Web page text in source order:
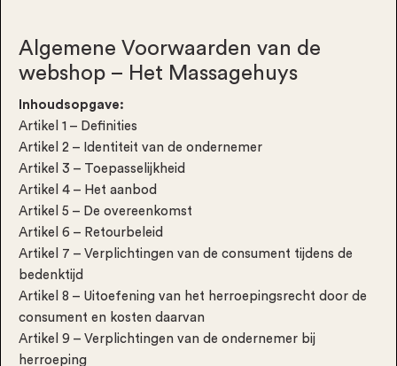
Algemene Voorwaarden van de
webshop – Het Massagehuys
Inhoudsopgave:
Artikel 1 – Definities
Artikel 2 – Identiteit van de ondernemer
Artikel 3 – Toepasselijkheid
Artikel 4 – Het aanbod
Artikel 5 – De overeenkomst
Artikel 6 – Retourbeleid
Artikel 7 – Verplichtingen van de consument tijdens de
bedenktijd
Artikel 8 – Uitoefening van het herroepingsrecht door de
consument en kosten daarvan
Artikel 9 – Verplichtingen van de ondernemer bij
herroeping